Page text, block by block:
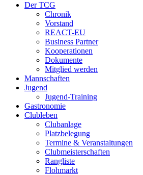
Der TCG
Chronik
Vorstand
REACT-EU
Business Partner
Kooperationen
Dokumente
Mitglied werden
Mannschaften
Jugend
Jugend-Training
Gastronomie
Clubleben
Clubanlage
Platzbelegung
Termine & Veranstaltungen
Clubmeisterschaften
Rangliste
Flohmarkt